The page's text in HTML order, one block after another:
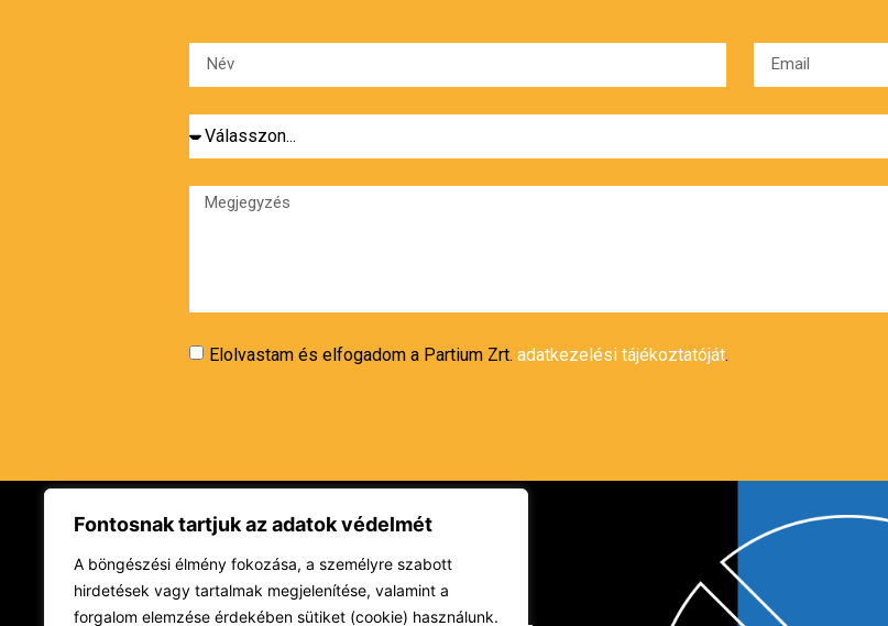
Fontosnak tartjuk az adatok védelmét
A böngészési élmény fokozása, a személyre szabott
hirdetések vagy tartalmak megjelenítése, valamint a
forgalom elemzése érdekében sütiket (cookie) használunk.
Elolvastam és elfogadom a Partium Zrt. adatkezelési tájékoztatóját.
Cégtörténet
Szélesfólia